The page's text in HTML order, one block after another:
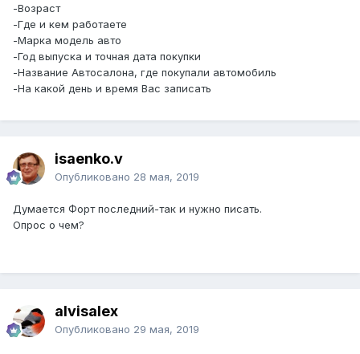
-Возраст
-Где и кем работаете
-Марка модель авто
-Год выпуска и точная дата покупки
-Название Автосалона, где покупали автомобиль
-На какой день и время Вас записать
isaenko.v
Опубликовано 28 мая, 2019
Думается Форт последний-так и нужно писать.
Опрос о чем?
alvisalex
Опубликовано 29 мая, 2019